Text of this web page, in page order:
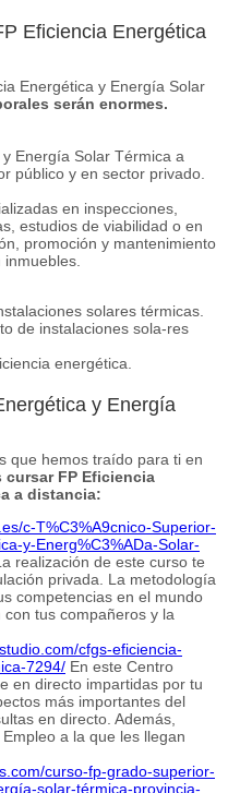
Eficiencia Energética
Energética y Energía Solar
serán enormes.
Energía Solar Térmica a
público y en sector privado.
en inspecciones,
estudios de viabilidad o en
promoción y mantenimiento
solares térmicas.
de instalaciones sola-res
energética.
y Energía
que hemos traído para ti en
FP Eficiencia
a distancia:
c-T%C3%A9cnico-Superior-
y-Energ%C3%ADa-Solar-
realización de este curso te
privada. La metodología
competencias en el mundo
tus compañeros y la
cfgs-eficiencia-
7294/ En este Centro
en directo impartidas por tu
más importantes del
en directo. Además,
a la que les llegan
curso-fp-grado-superior-
solar-térmica-provincia-